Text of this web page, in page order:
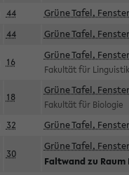
44 Grüne Tafel,
44 Grüne Tafel,
16
Grüne Tafel,
Fakultät für
18
Grüne Tafel,
Fakultät für Biologie
32 Grüne Tafel,
30
Grüne Tafel,
Faltwand zu Raum